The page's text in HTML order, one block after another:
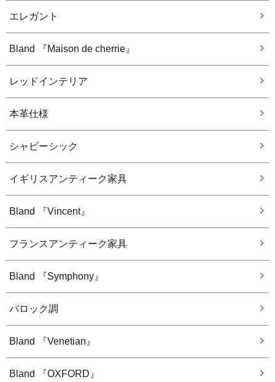
エレガント
Bland 『Maison de cherrie』
レッドインテリア
本革仕様
シャビーシック
イギリスアンティーク家具
Bland 『Vincent』
フランスアンティーク家具
Bland 『Symphony』
バロック調
Bland 『Venetian』
Bland 『OXFORD』